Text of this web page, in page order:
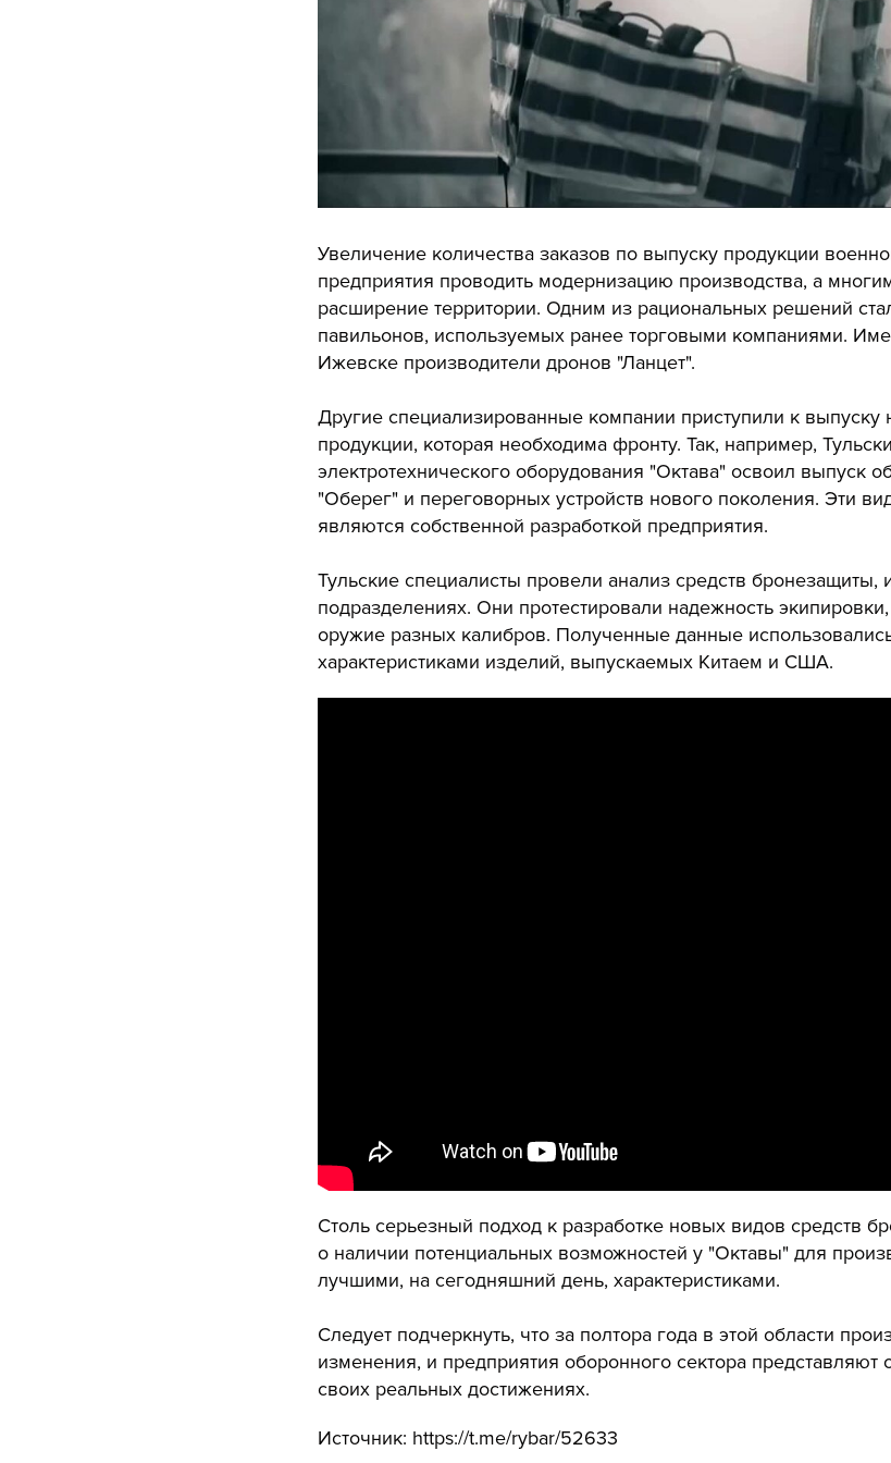
Увеличение количества заказов по выпуску продукции
предприятия проводить модернизацию производства, а
расширение территории. Одним из рациональных решений
павильонов, используемых ранее торговыми компаниями.
Ижевске производители дронов "Ланцет".
Другие специализированные компании приступили к выпуску
продукции, которая необходима фронту. Так, например,
электротехнического оборудования "Октава" освоил выпуск
"Оберег" и переговорных устройств нового поколения. Эти
являются собственной разработкой предприятия.
Тульские специалисты провели анализ средств
подразделениях. Они протестировали надежность
оружие разных калибров. Полученные данные
характеристиками изделий, выпускаемых Китаем и США.
Столь серьезный подход к разработке новых видов средств
о наличии потенциальных возможностей у "Октавы" для
лучшими, на сегодняшний день, характеристиками.
Следует подчеркнуть, что за полтора года в этой области
изменения, и предприятия оборонного сектора
своих реальных достижениях.
Источник: https://t.me/rybar/52633